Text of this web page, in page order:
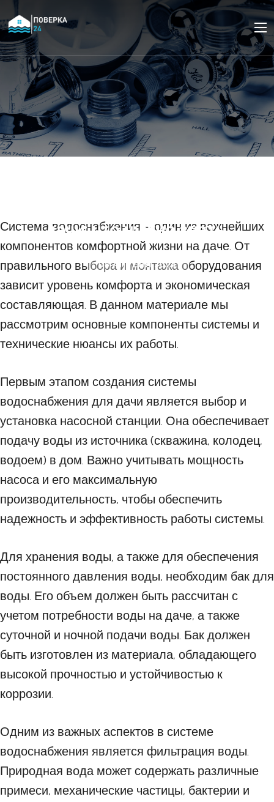
дачи: что нужно знать.
08 АПРЕЛЯ 2023
Система водоснабжения – один из важнейших
компонентов комфортной жизни на даче. От
правильного выбора и монтажа оборудования
зависит уровень комфорта и экономическая
составляющая. В данном материале мы
рассмотрим основные компоненты системы и
технические нюансы их работы.
Первым этапом создания системы
водоснабжения для дачи является выбор и
установка насосной станции. Она обеспечивает
подачу воды из источника (скважина, колодец,
водоем) в дом. Важно учитывать мощность
насоса и его максимальную
производительность, чтобы обеспечить
надежность и эффективность работы системы.
Для хранения воды, а также для обеспечения
постоянного давления воды, необходим бак для
воды. Его объем должен быть рассчитан с
учетом потребности воды на даче, а также
суточной и ночной подачи воды. Бак должен
быть изготовлен из материала, обладающего
высокой прочностью и устойчивостью к
коррозии.
Одним из важных аспектов в системе
водоснабжения является фильтрация воды.
Природная вода может содержать различные
примеси, механические частицы, бактерии и